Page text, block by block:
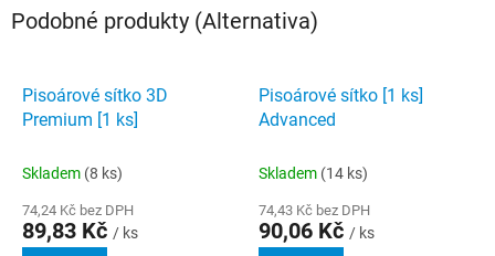
Podobné produkty (Alternativa)
Pisoárové sítko 3D
Premium [1 ks]
Skladem (8 ks)
74,24 Kč bez DPH
89,83 Kč / ks
Pisoárové sítko [1 ks]
Advanced
Skladem (14 ks)
74,43 Kč bez DPH
90,06 Kč / ks